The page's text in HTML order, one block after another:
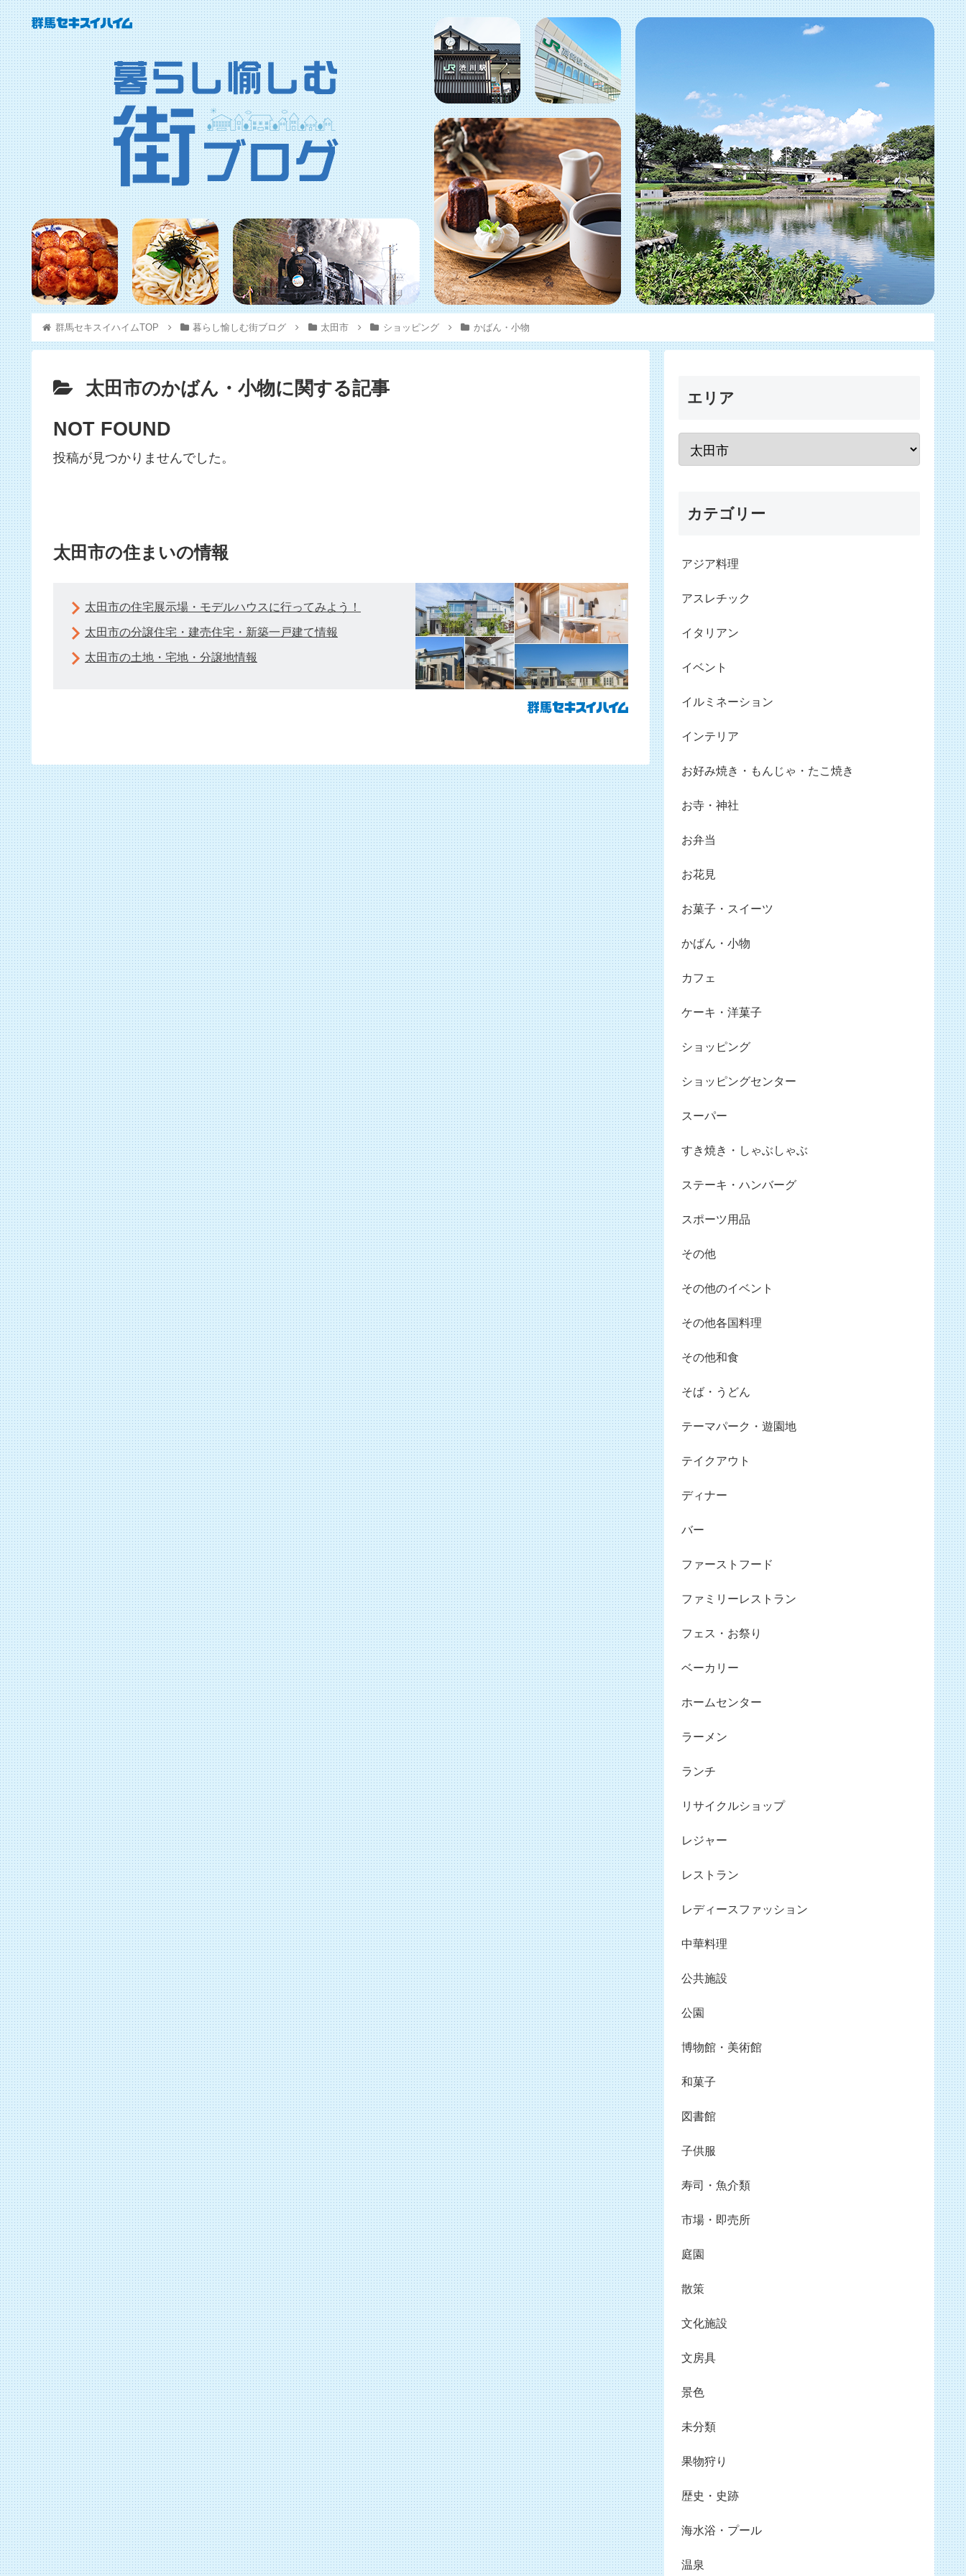
群馬セキスイハイムTOP 暮らし愉しむ街ブログ 太田市 ショッピング かばん・小物
太田市のかばん・小物に関する記事
NOT FOUND
投稿が見つかりませんでした。
太田市の住まいの情報
太田市の住宅展示場・モデルハウスに行ってみよう！
太田市の分譲住宅・建売住宅・新築一戸建て情報
太田市の土地・宅地・分譲地情報
エリア
カテゴリー
アジア料理
アスレチック
イタリアン
イベント
イルミネーション
インテリア
お好み焼き・もんじゃ・たこ焼き
お寺・神社
お弁当
お花見
お菓子・スイーツ
かばん・小物
カフェ
ケーキ・洋菓子
ショッピング
ショッピングセンター
スーパー
すき焼き・しゃぶしゃぶ
ステーキ・ハンバーグ
スポーツ用品
その他
その他のイベント
その他各国料理
その他和食
そば・うどん
テーマパーク・遊園地
テイクアウト
ディナー
バー
ファーストフード
ファミリーレストラン
フェス・お祭り
ベーカリー
ホームセンター
ラーメン
ランチ
リサイクルショップ
レジャー
レストラン
レディースファッション
中華料理
公共施設
公園
博物館・美術館
和菓子
図書館
子供服
寿司・魚介類
市場・即売所
庭園
散策
文化施設
文房具
景色
未分類
果物狩り
歴史・史跡
海水浴・プール
温泉